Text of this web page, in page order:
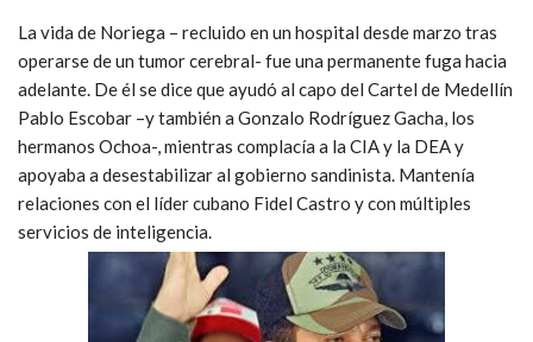
La vida de Noriega – recluido en un hospital desde marzo tras
operarse de un tumor cerebral- fue una permanente fuga hacia
adelante. De él se dice que ayudó al capo del Cartel de Medellín
Pablo Escobar –y también a Gonzalo Rodríguez Gacha, los
hermanos Ochoa-, mientras complacía a la CIA y la DEA y
apoyaba a desestabilizar al gobierno sandinista. Mantenía
relaciones con el líder cubano Fidel Castro y con múltiples
servicios de inteligencia.